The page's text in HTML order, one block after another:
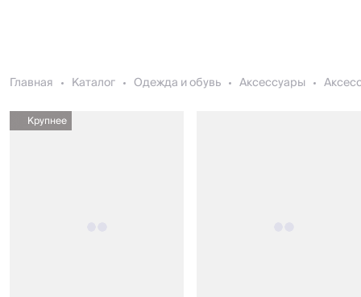
Главная Каталог Одежда и обувь Аксессуары
Крупнее